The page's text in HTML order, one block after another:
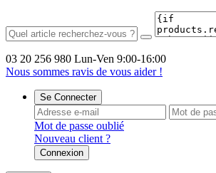
03 20 256 980 Lun-Ven 9:00-16:00
Nous sommes ravis de vous aider !
Se Connecter
Mot de passe oublié
Nouveau client ?
Connexion